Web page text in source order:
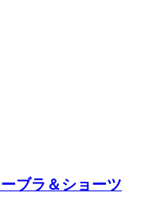
ブラ＆ショーツ